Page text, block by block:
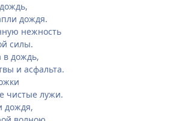
дождя.
нежность
силы.
дождь,
и асфальта.
чистые лужи.
дождя,